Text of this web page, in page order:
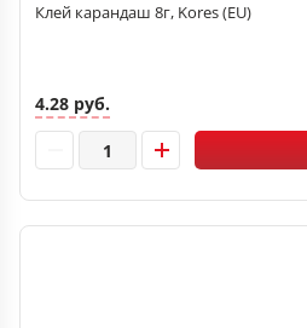
Клей карандаш 8г, Kores (EU)
4.28 руб.